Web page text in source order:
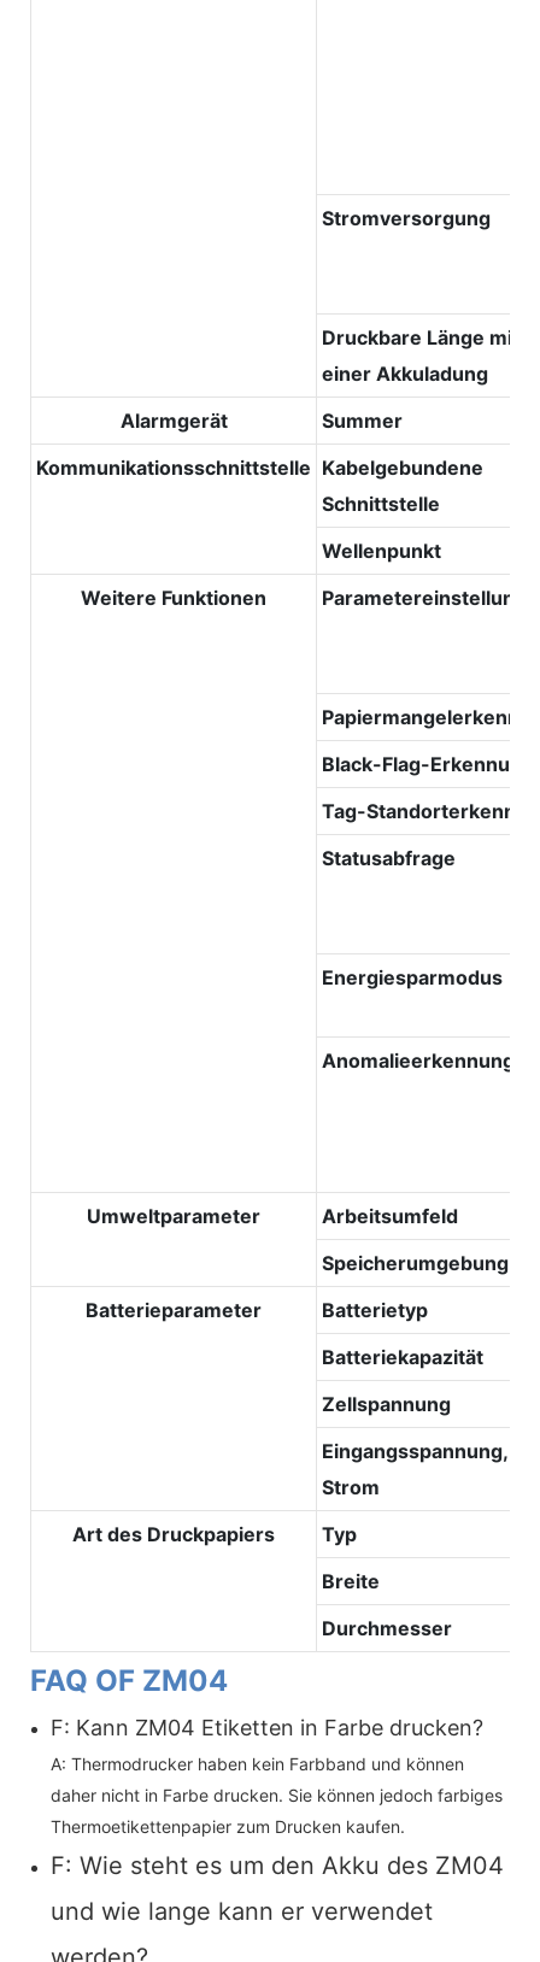
Stromversorgung
Druckbare Länge mit
einer Akkuladung
Alarmgerät
Summer
Kommunikationsschnittstelle Kabelgebundene
Schnittstelle
Wellenpunkt
Weitere Funktionen
Parametereinstellung
Black-Flag-Erkennung
Tag-
Statusabfrage
Energiesparmodus
Anomalieerkennung
Umweltparameter
Arbeitsumfeld
Speicherumgebung
Batterieparameter
Batterietyp
Batteriekapazität
Zellspannung
Eingangsspannung,
Strom
Art des Druckpapiers
Typ
Breite
Durchmesser
FAQ OF ZM04
F: Kann ZM04 Etiketten in Farbe drucken?
A: Thermodrucker haben kein Farbband und können
daher nicht in Farbe drucken. Sie können jedoch farbiges
Thermoetikettenpapier zum Drucken kaufen.
F: Wie steht es um den Akku des ZM04
und wie lange kann er verwendet